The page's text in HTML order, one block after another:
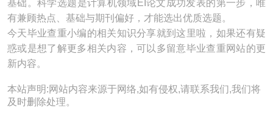
基础。科学选题是计算机领域EI论文成功发表的第一步，唯
有兼顾热点、基础与期刊偏好，才能选出优质选题。
今天毕业查重小编的相关知识分享就到这里啦，如果还有疑
惑或是想了解更多相关内容，可以多留意毕业查重网站的更
新内容。
本站声明:网站内容来源于网络,如有侵权,请联系我们,我们将
及时删除处理。